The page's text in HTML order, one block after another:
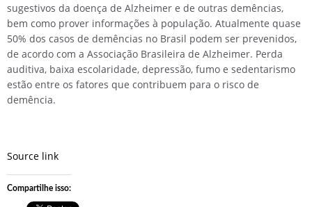
sugestivos da doença de Alzheimer e de outras demências,
bem como prover informações à população. Atualmente quase
50% dos casos de demências no Brasil podem ser prevenidos,
de acordo com a Associação Brasileira de Alzheimer. Perda
auditiva, baixa escolaridade, depressão, fumo e sedentarismo
estão entre os fatores que contribuem para o risco de
demência.
Source link
Compartilhe isso: